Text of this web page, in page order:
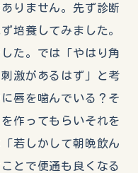
りません。先ず診断
培養してみました。
た。では「やはり角
激があるはず」と考
唇を噛んでいる？そ
作ってもらいそれを
若しかして朝晩飲ん
とで便通も良くなる